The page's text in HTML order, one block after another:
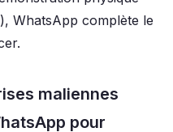
WhatsApp complète le
maliennes
pour